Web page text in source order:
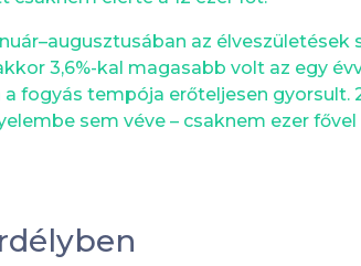
az élveszületések
3,6%-kal magasabb volt az egy
fogyás tempója erőteljesen gyorsult.
sem véve – csaknem ezer